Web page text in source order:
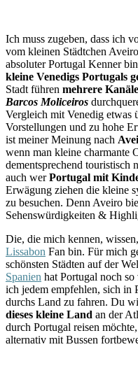
Ich muss zugeben, dass ich
vom kleinen Städtchen
absoluter Portugal Kenner
kleine Venedigs Portugals
Stadt führen mehrere Kanäle
Barcos Moliceiros
Vergleich mit Venedig etwas
Vorstellungen und zu hohe
ist meiner Meinung nach
wenn man kleine charmante
dementsprechend touristisch
auch werPortugal mit
Erwägung ziehen die kleine
zu besuchen. Denn Aveiro
Sehenswürdigkeiten &
Die, die mich kennen,
Lissabon Fan bin. Für mich
schönsten Städten auf der
Spanien hat Portugal noch
ich jedem empfehlen, sich in
durchs Land zu fahren. Du
dieses kleine Land an der
durch Portugal reisen
alternativ mit Bussen